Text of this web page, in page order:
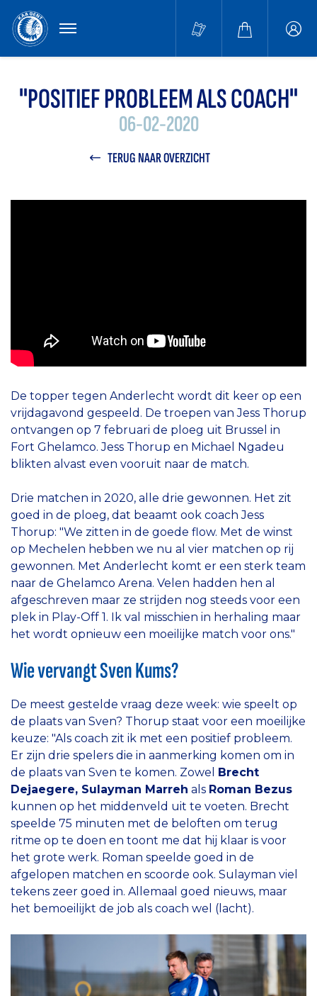
MENU
"POSITIEF PROBLEEM ALS COACH"
06-02-2020
TERUG NAAR OVERZICHT
De topper tegen Anderlecht wordt dit keer op een
vrijdagavond gespeeld. De troepen van Jess Thorup
ontvangen op 7 februari de ploeg uit Brussel in
Fort Ghelamco. Jess Thorup en Michael Ngadeu
blikten alvast even vooruit naar de match.
Drie matchen in 2020, alle drie gewonnen. Het zit
goed in de ploeg, dat beaamt ook coach Jess
Thorup: "We zitten in de goede flow. Met de winst
op Mechelen hebben we nu al vier matchen op rij
gewonnen. Met Anderlecht komt er een sterk team
naar de Ghelamco Arena. Velen hadden hen al
afgeschreven maar ze strijden nog steeds voor een
plek in Play-Off 1. Ik val misschien in herhaling maar
het wordt opnieuw een moeilijke match voor ons."
Wie vervangt Sven Kums?
De meest gestelde vraag deze week: wie speelt op
de plaats van Sven? Thorup staat voor een moeilijke
keuze: "Als coach zit ik met een positief probleem.
Er zijn drie spelers die in aanmerking komen om in
de plaats van Sven te komen. Zowel
Brecht
Dejaegere, Sulayman Marreh als Roman Bezus
kunnen op het middenveld uit te voeten. Brecht
speelde 75 minuten met de beloften om terug
ritme op te doen en toont me dat hij klaar is voor
het grote werk. Roman speelde goed in de
afgelopen matchen en scoorde ook. Sulayman viel
tekens zeer goed in. Allemaal goed nieuws, maar
het bemoeilijkt de job als coach wel (lacht).